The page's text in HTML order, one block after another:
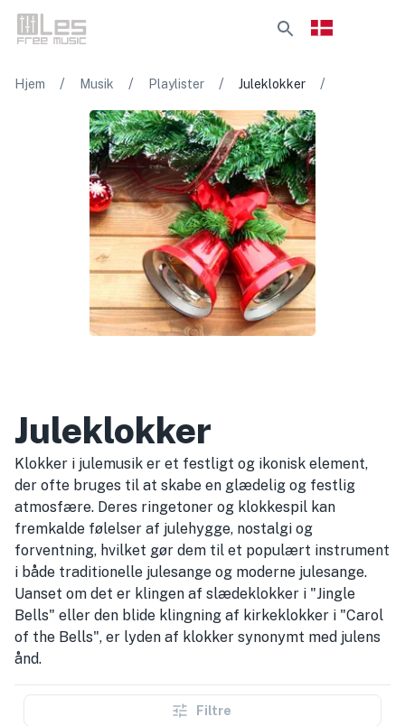
Hjem / Musik / Playlister / Juleklokker /
Juleklokker
Klokker i julemusik er et festligt og ikonisk element,
der ofte bruges til at skabe en glædelig og festlig
atmosfære. Deres ringetoner og klokkespil kan
fremkalde følelser af julehygge, nostalgi og
forventning, hvilket gør dem til et populært instrument
i både traditionelle julesange og moderne julesange.
Uanset om det er klingen af slædeklokker i "Jingle
Bells" eller den blide klingning af kirkeklokker i "Carol
of the Bells", er lyden af klokker synonymt med julens
ånd.
Filtre